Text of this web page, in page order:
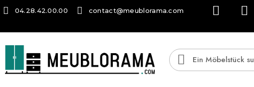
04.28.42.00.00 contact@meublorama.com